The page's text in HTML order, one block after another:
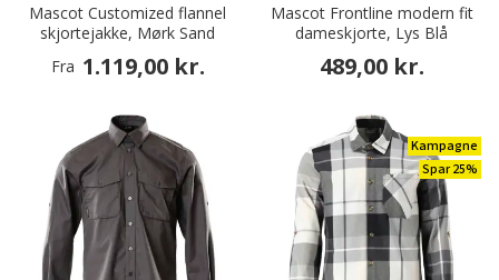
Mascot Customized flannel
skjortejakke, Mørk Sand
Fra 1.119,00 kr.
Mascot Frontline modern fit
dameskjorte, Lys Blå
489,00 kr.
Kampagne
Spar 25%